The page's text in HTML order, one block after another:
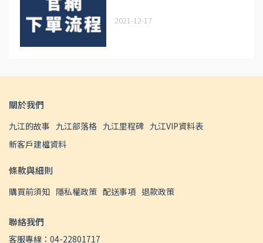
2021-12-17
關於我們
九江的故事 九江部落格 九江里程碑 九江VIP資料表
新客戶建檔資料
條款與細則
購買前須知 隱私權政策 配送事項 退款政策
聯絡我們
客服專線：04-22801717